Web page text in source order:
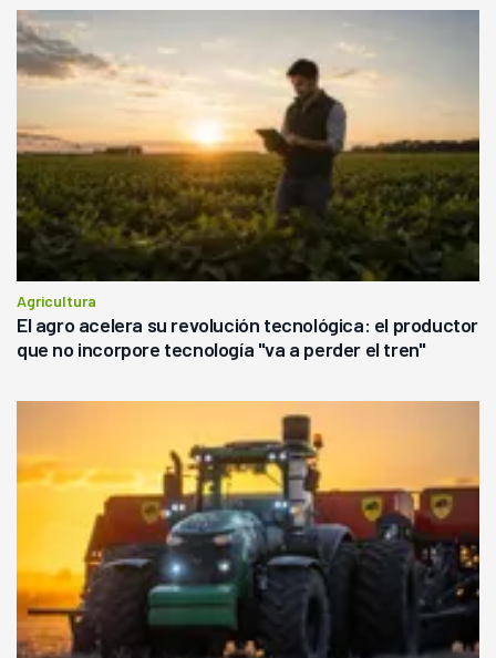
Agricultura
El agro acelera su revolución tecnológica: el productor
que no incorpore tecnología "va a perder el tren"